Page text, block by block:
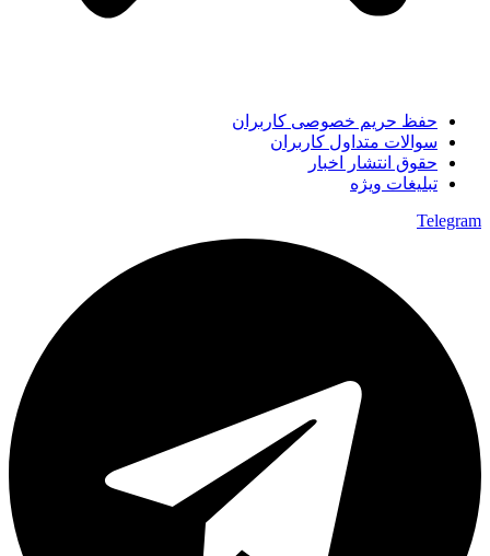
حفظ حریم خصوصی کاربران
سوالات متداول کاربران
حقوق انتشار اخبار
تبلیغات ویژه
Telegram